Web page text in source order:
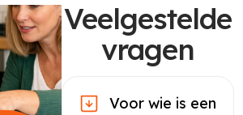
Veelgestelde
vragen
Voor wie is een